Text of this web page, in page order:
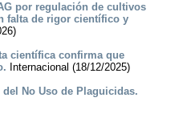
por regulación de cultivos
falta de rigor científico y
científica confirma que
Internacional (18/12/2025)
No Uso de Plaguicidas.